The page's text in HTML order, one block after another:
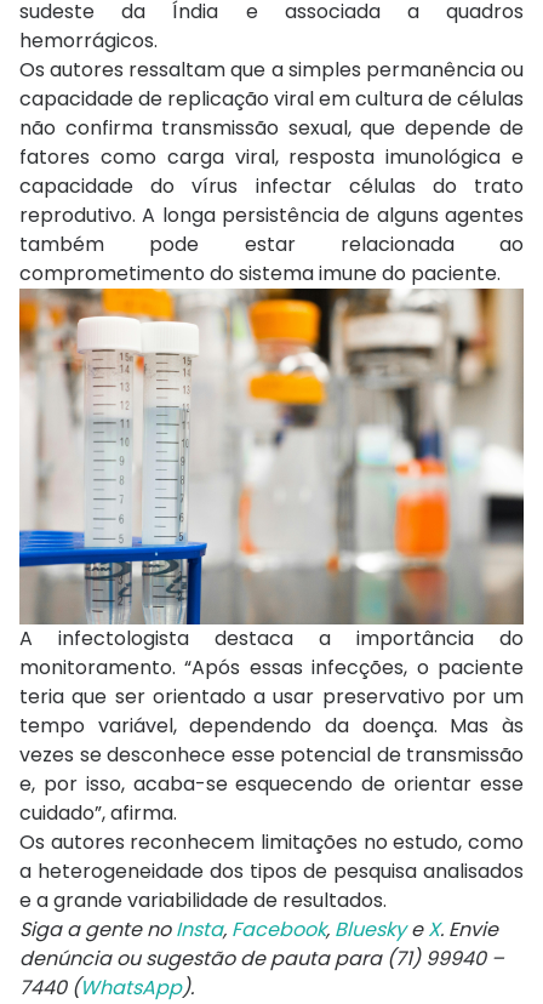
sudeste da Índia e associada a quadros
hemorrágicos.
Os autores ressaltam que a simples permanência ou
capacidade de replicação viral em cultura de células
não confirma transmissão sexual, que depende de
fatores como carga viral, resposta imunológica e
capacidade do vírus infectar células do trato
reprodutivo. A longa persistência de alguns agentes
também pode estar relacionada ao
comprometimento do sistema imune do paciente.
A infectologista destaca a importância do
monitoramento. “Após essas infecções, o paciente
teria que ser orientado a usar preservativo por um
tempo variável, dependendo da doença. Mas às
vezes se desconhece esse potencial de transmissão
e, por isso, acaba-se esquecendo de orientar esse
cuidado”, afirma.
Os autores reconhecem limitações no estudo, como
a heterogeneidade dos tipos de pesquisa analisados
e a grande variabilidade de resultados.
Siga a gente noInsta, Facebook, BlueskyeX. Envie
denúncia ou sugestão de pauta para (71) 99940 –
7440 (WhatsApp).